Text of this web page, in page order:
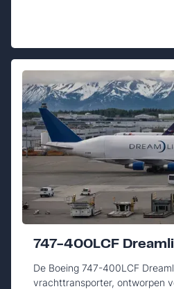
747-400LCF
De Boeing 747-400LCF
vrachttransporter, ontworpen